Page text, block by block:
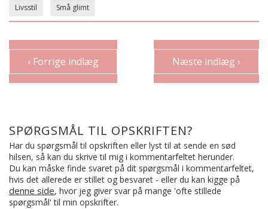
Livsstil Små glimt
‹ Forrige indlæg Næste indlæg ›
SPØRGSMÅL TIL OPSKRIFTEN?
Har du spørgsmål til opskriften eller lyst til at sende en sød
hilsen, så kan du skrive til mig i kommentarfeltet herunder.
Du kan måske finde svaret på dit spørgsmål i kommentarfeltet,
hvis det allerede er stillet og besvaret - eller du kan kigge på
denne side, hvor jeg giver svar på mange 'ofte stillede
spørgsmål' til min opskrifter.